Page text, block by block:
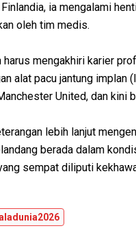
ia mengalami
oleh tim medis.
mengakhiri karier
alat pacu jantung
United, dan kini
lebih lanjut
berada dalam
sempat diliputi